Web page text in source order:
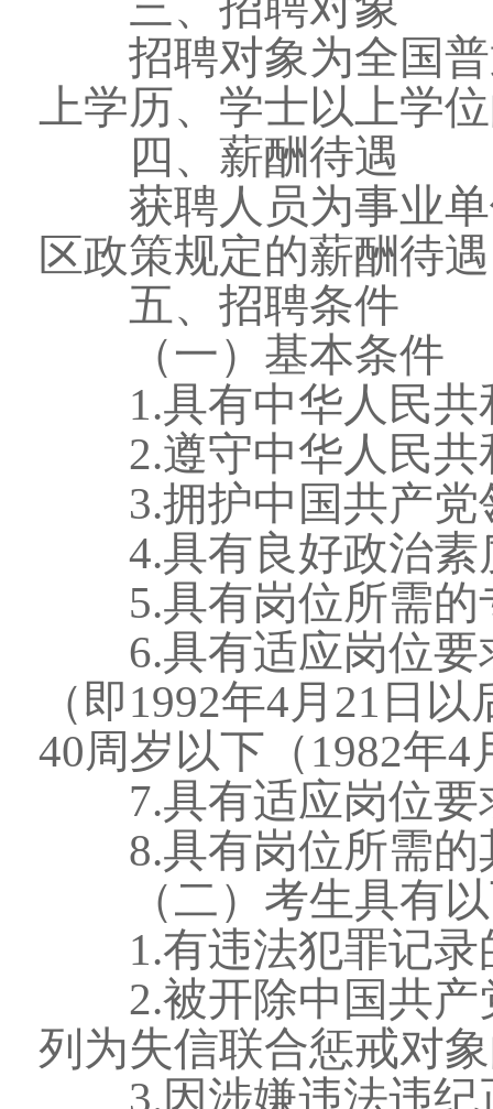
招聘对象为全国普
上学历、学士以上学
四、薪酬待遇
获聘人员为事业单
区政策规定的薪酬待
五、招聘条件
（一）基本条件
1.具有中华人民共
2.遵守中华人民共
3.拥护中国共产党
4.具有良好政治素
5.具有岗位所需的
6.具有适应岗位要
（即1992年4月21日
40周岁以下（1982年
7.具有适应岗位要
8.具有岗位所需的
（二）考生具有以
1.有违法犯罪记录
2.被开除中国共产
列为失信联合惩戒对
3.因涉嫌违法违纪